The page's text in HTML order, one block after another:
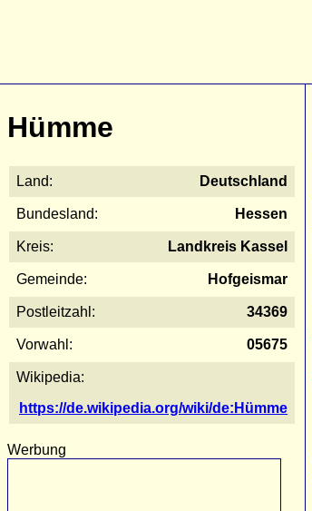
Hümme
Land: Deutschland
Bundesland: Hessen
Kreis: Landkreis Kassel
Gemeinde: Hofgeismar
Postleitzahl: 34369
Vorwahl: 05675
Wikipedia:
https://de.wikipedia.org/wiki/de:Hümme
Werbung